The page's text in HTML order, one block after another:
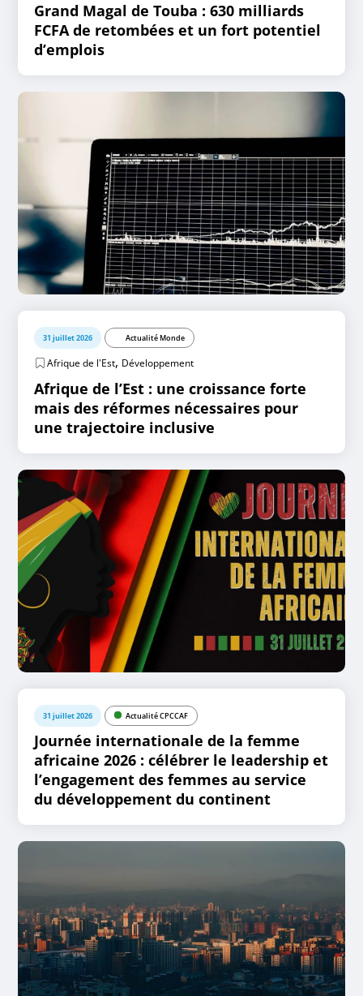
Grand Magal de Touba : 630 milliards
FCFA de retombées et un fort potentiel
d’emplois
31 juillet 2026 Actualité Monde
Afrique de l'Est, Développement
Afrique de l’Est : une croissance forte
mais des réformes nécessaires pour
une trajectoire inclusive
31 juillet 2026 Actualité CPCCAF
Journée internationale de la femme
africaine 2026 : célébrer le leadership et
l’engagement des femmes au service
du développement du continent